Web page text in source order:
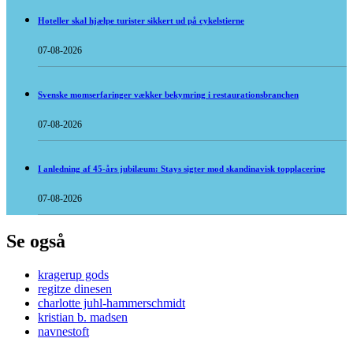
Hoteller skal hjælpe turister sikkert ud på cykelstierne
07-08-2026
Svenske momserfaringer vækker bekymring i restaurationsbranchen
07-08-2026
I anledning af 45-års jubilæum: Stays sigter mod skandinavisk topplacering
07-08-2026
Se også
kragerup gods
regitze dinesen
charlotte juhl-hammerschmidt
kristian b. madsen
navnestoft